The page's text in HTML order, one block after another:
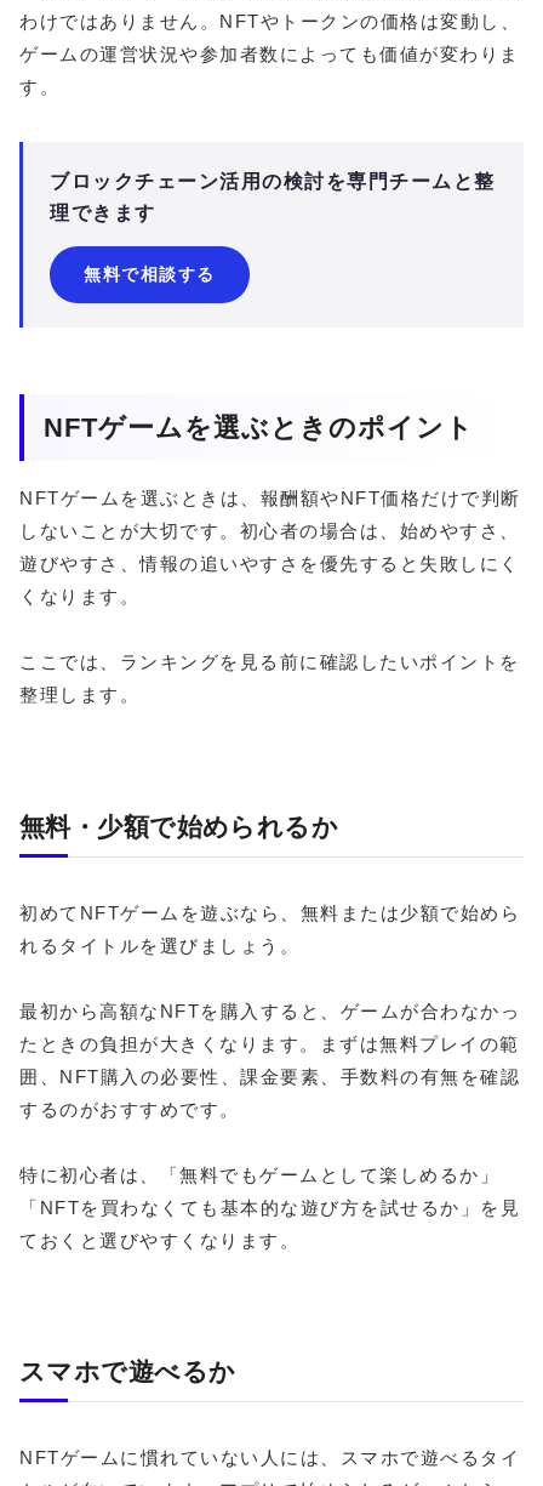
わけではありません。NFTやトークンの価格は変動し、
ゲームの運営状況や参加者数によっても価値が変わりま
す。
ブロックチェーン活用の検討を専門チームと整
理できます
無料で相談する
NFTゲームを選ぶときのポイント
NFTゲームを選ぶときは、報酬額やNFT価格だけで判断
しないことが大切です。初心者の場合は、始めやすさ、
遊びやすさ、情報の追いやすさを優先すると失敗しにく
くなります。
ここでは、ランキングを見る前に確認したいポイントを
整理します。
無料・少額で始められるか
初めてNFTゲームを遊ぶなら、無料または少額で始めら
れるタイトルを選びましょう。
最初から高額なNFTを購入すると、ゲームが合わなかっ
たときの負担が大きくなります。まずは無料プレイの範
囲、NFT購入の必要性、課金要素、手数料の有無を確認
するのがおすすめです。
特に初心者は、「無料でもゲームとして楽しめるか」
「NFTを買わなくても基本的な遊び方を試せるか」を見
ておくと選びやすくなります。
スマホで遊べるか
NFTゲームに慣れていない人には、スマホで遊べるタイ